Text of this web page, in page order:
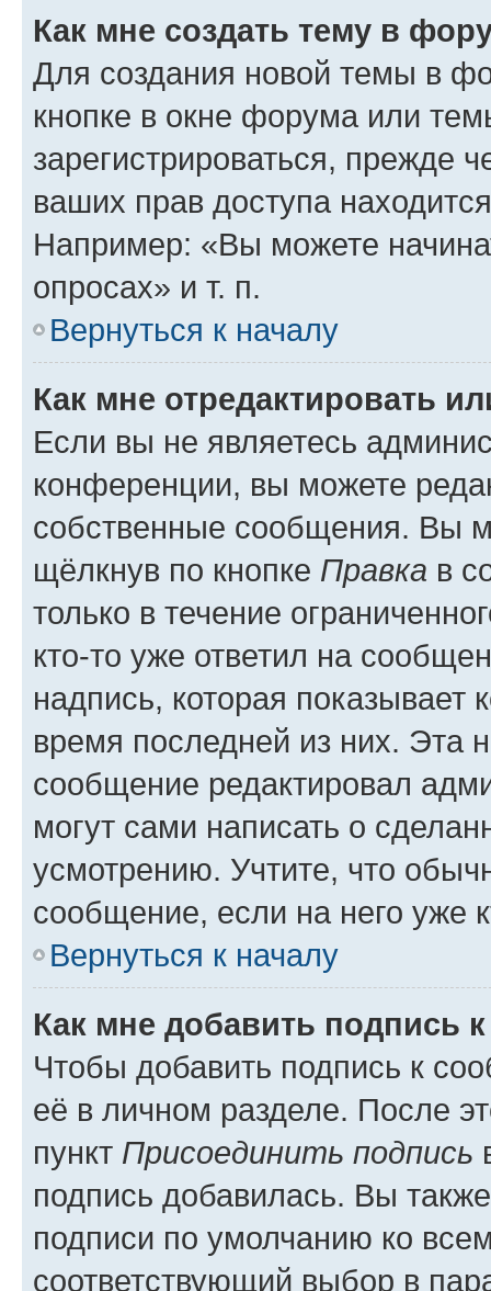
Как мне создать тему в
Для создания новой темы в
кнопке в окне форума или
зарегистрироваться, прежде
ваших прав доступа
Например: «Вы можете
опросах» и т. п.
Вернуться к началу
Как мне отредактировать
Если вы не являетесь
конференции, вы можете
собственные сообщения. Вы
щёлкнув по кнопке Правка в
только в течение
кто-то уже ответил на
надпись, которая показывает
время последней из них. Эта
сообщение редактировал
могут сами написать о
усмотрению. Учтите, что
сообщение, если на него уже
Вернуться к началу
Как мне добавить подпись
Чтобы добавить подпись к
её в личном разделе. После
пункт Присоединить подпись
подпись добавилась. Вы
подписи по умолчанию ко
соответствующий выбор в